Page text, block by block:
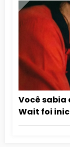
Você sabia
Wait foi
Jackson?